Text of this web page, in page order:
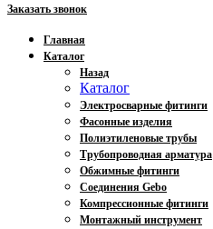
Заказать звонок
Главная
Каталог
Назад
Каталог
Электросварные фитинги
Фасонные изделия
Полиэтиленовые трубы
Трубопроводная арматура
Обжимные фитинги
Соединения Gebo
Компрессионные фитинги
Монтажный инструмент